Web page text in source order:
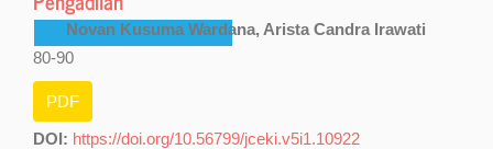
Novan Kusuma Wardana, Arista Candra Irawati
80-90
PDF
DOI: https://doi.org/10.56799/jceki.v5i1.10922